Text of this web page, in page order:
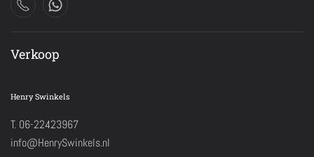
Verkoop
Henry Swinkels
T. 06-22423967
info@HenrySwinkels.nl